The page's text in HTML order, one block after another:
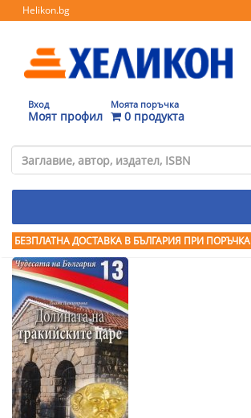
Helikon.bg
Вход
Моят профил
Моята поръчка
0 продукта
БЕЗПЛАТНА ДОСТАВКА В БЪЛГАРИЯ ПРИ ПОРЪЧКА